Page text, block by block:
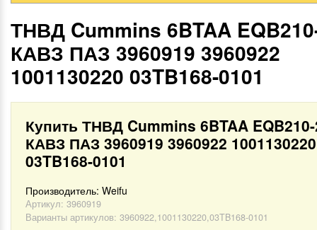
ТНВД Cummins 6BTAA
КАВЗ ПАЗ 3960919 3960922
1001130220 03TB168-0101
Купить ТНВД Cummins 6BTAA
КАВЗ ПАЗ 3960919 3960922 1001130220
03TB168-0101
Производитель: Weifu
Артикул: 3960919
Варианты артикулов: 3960922,1001130220,03TB168-0101